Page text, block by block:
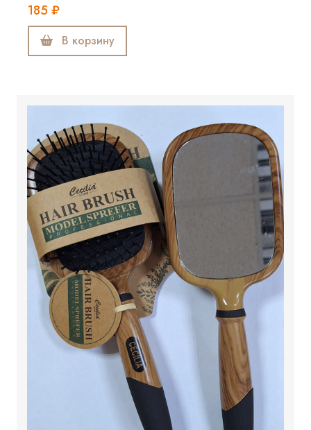
185 ₽
В корзину